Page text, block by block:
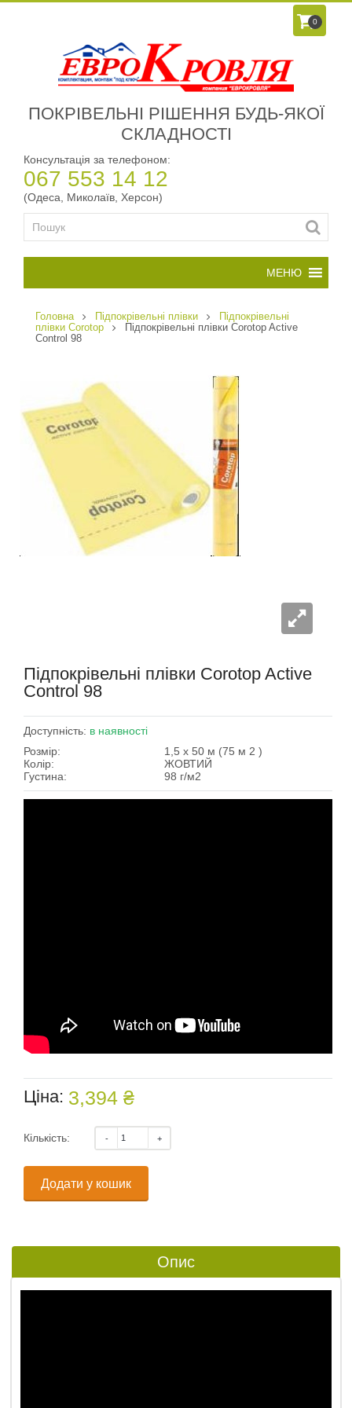
0
ПОКРІВЕЛЬНІ РІШЕННЯ БУДЬ-ЯКОЇ
СКЛАДНОСТІ
Консультація за телефоном:
067 553 14 12
(Одеса, Миколаїв, Херсон)
Головна Підпокрівельні плівки
Підпокрівельні
плівки Corotop
Підпокрівельні плівки Corotop Active
Control 98
Підпокрівельні плівки Corotop Active
Control 98
Доступність: в наявності
Розмір:
1,5 х 50 м (75 м 2 )
Колір:
ЖОВТИЙ
Густина:
98 г/м2
Ціна: 3,394 ₴
Кількість:
Додати у кошик
Опис